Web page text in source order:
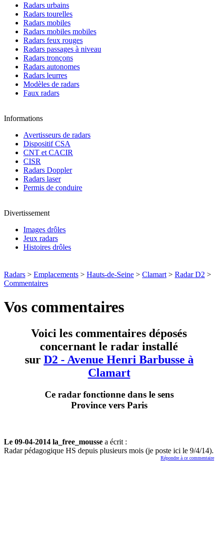
Radars urbains
Radars tourelles
Radars mobiles
Radars mobiles mobiles
Radars feux rouges
Radars passages à niveau
Radars tronçons
Radars autonomes
Radars leurres
Modèles de radars
Faux radars
Informations
Avertisseurs de radars
Dispositif CSA
CNT et CACIR
CISR
Radars Doppler
Radars laser
Permis de conduire
Divertissement
Images drôles
Jeux radars
Histoires drôles
Radars > Emplacements > Hauts-de-Seine > Clamart > Radar D2 >
Commentaires
Vos commentaires
Voici les commentaires déposés
concernant le radar installé
sur D2 - Avenue Henri Barbusse à
Clamart
Ce radar fonctionne dans le sens
Province vers Paris
Le 09-04-2014 la_free_mousse a écrit :
Radar pédagogique HS depuis plusieurs mois (je poste ici le 9/4/14).
Répondre à ce commentaire